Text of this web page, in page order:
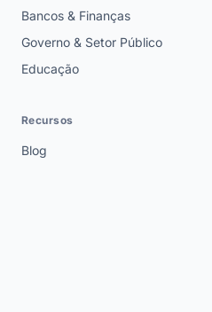
Bancos & Finanças
Governo & Setor Público
Educação
Recursos
Blog